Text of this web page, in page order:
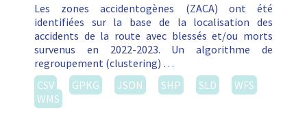
Les zones accidentogènes (ZACA) ont été
identifiées sur la base de la localisation des
accidents de la route avec blessés et/ou morts
survenus en 2022-2023. Un algorithme de
regroupement (clustering) …
CSV
GPKG JSON SHP SLD
WFS
WMS